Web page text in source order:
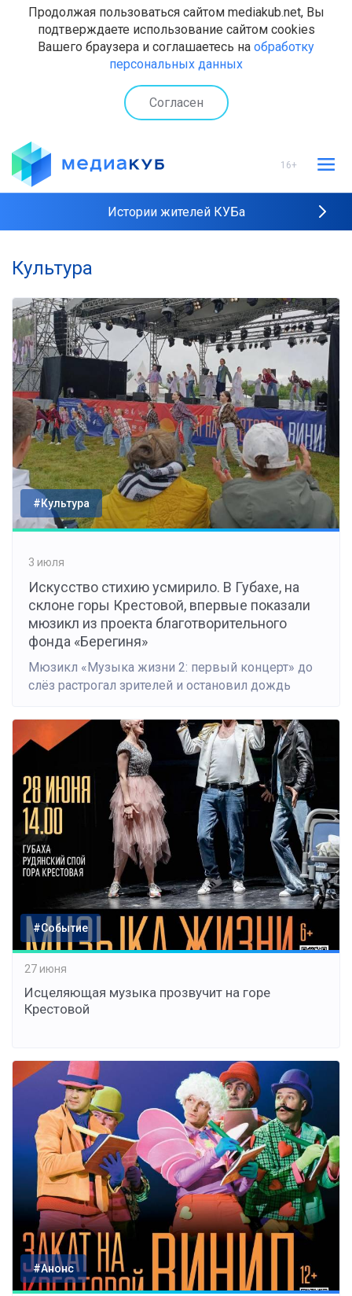
Продолжая пользоваться сайтом mediakub.net, Вы
подтверждаете использование сайтом cookies
Вашего браузера и соглашаетесь на обработку
персональных данных
Согласен
16+
Истории жителей КУБа
Культура
#Культура
3 июля
Искусство стихию усмирило. В Губахе, на
склоне горы Крестовой, впервые показали
мюзикл из проекта благотворительного
фонда «Берегиня»
Мюзикл «Музыка жизни 2: первый концерт» до
слёз растрогал зрителей и остановил дождь
#Событие
27 июня
Исцеляющая музыка прозвучит на горе
Крестовой
#Анонс